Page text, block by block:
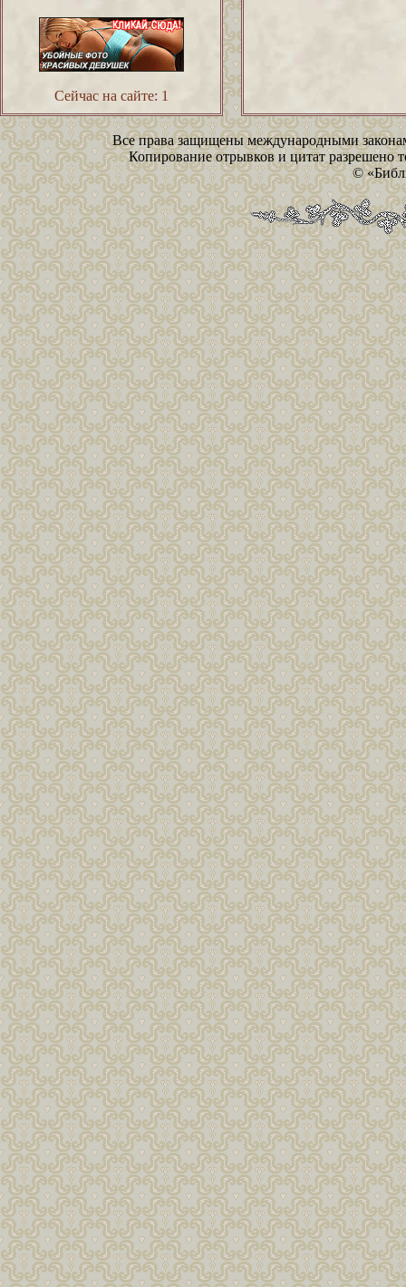
Сейчас на сайте: 1
Все права защищены международными
Копирование отрывков и цитат разрешено
©